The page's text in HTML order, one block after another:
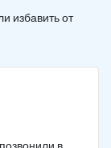
избавить от
в